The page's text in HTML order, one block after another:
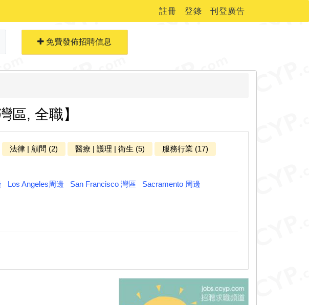
註冊 登錄 刊登廣告
免費發佈招聘信息
免費生成簡歷
區, 全職】
法律 | 顧問 (2) 醫療 | 護理 | 衛生 (5)
服務行業 (17)
Los Angeles周邊 San Francisco 灣區
Sacramento 周邊